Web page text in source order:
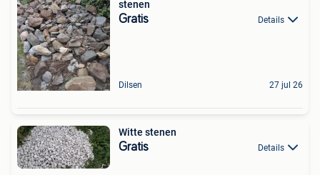
stenen
Gratis Details
Dilsen 27 jul 26
Witte stenen
Gratis Details